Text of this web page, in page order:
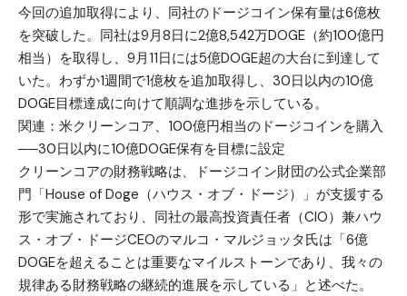
今回の追加取得により、同社のドージコイン保有量は6億枚
を突破した。同社は9月8日に2億8,542万DOGE（約100億円
相当）を取得し、9月11日には5億DOGE超の大台に到達して
いた。わずか1週間で1億枚を追加取得し、30日以内の10億
DOGE目標達成に向けて順調な進捗を示している。
関連： 米クリーンコア、100億円相当のドージコインを購入
──30日以内に10億DOGE保有を目標に設定
クリーンコアの財務戦略は、ドージコイン財団の公式企業部
門「House of Doge（ハウス・オブ・ドージ）」が支援する
形で実施されており、同社の最高投資責任者（CIO）兼ハウ
ス・オブ・ドージCEOのマルコ・マルジョッタ氏は「6億
DOGEを超えることは重要なマイルストーンであり、我々の
規律ある財務戦略の継続的進展を示している」と述べた。